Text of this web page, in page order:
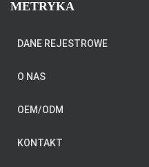
METRYKA
DANE REJESTROWE
O NAS
OEM/ODM
KONTAKT